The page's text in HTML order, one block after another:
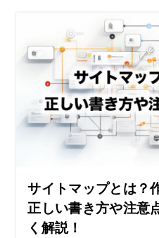
サイトマップとは？
正しい書き方や注意
く解説！